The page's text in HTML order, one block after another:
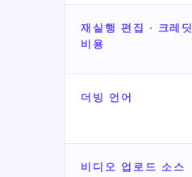
재실행 편집 · 크레딧
비용
더빙 언어
비디오 업로드 소스